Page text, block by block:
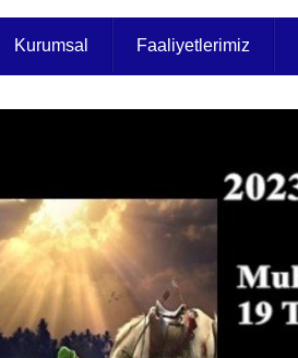
Kurumsal Faaliyetlerimiz